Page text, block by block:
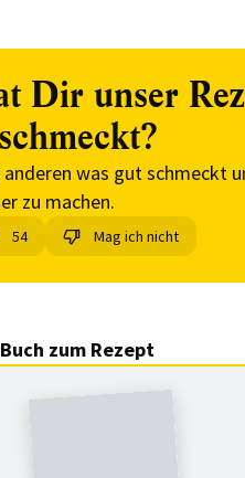
Dir unser
anderen was gut schmeckt
zu machen.
54 Mag ich nicht
zum Rezept